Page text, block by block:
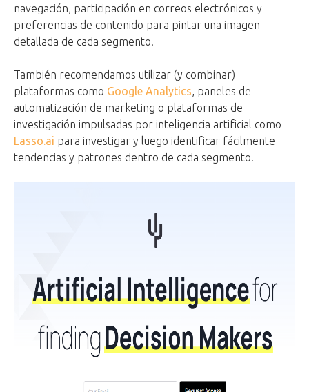
navegación, participación en correos electrónicos y
preferencias de contenido para pintar una imagen
detallada de cada segmento.
También recomendamos utilizar (y combinar)
plataformas como Google Analytics, paneles de
automatización de marketing o plataformas de
investigación impulsadas por inteligencia artificial como
Lasso.ai para investigar y luego identificar fácilmente
tendencias y patrones dentro de cada segmento.